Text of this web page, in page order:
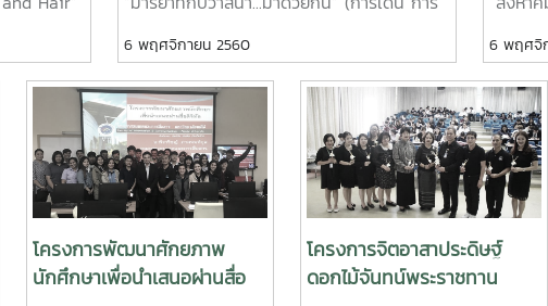
พรรณิการ์ บุตรรัตน์
6 พฤศจิกายน 2560
เกริกม
งานจ๊อ
จะได้รู้
เพื่อนำ
เข้าสู่ก
6 พฤศจิ
โครงการพัฒนาศักยภาพ
นักศึกษาเพื่อนำเสนอผ่านสื่อ
โครงการจิตอาสาประดิษฐ์
ดอกไม้จันทน์พระราชทาน